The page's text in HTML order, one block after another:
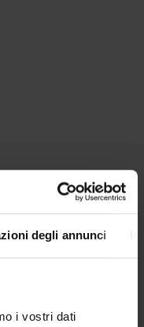
degli annunci
i vostri dati